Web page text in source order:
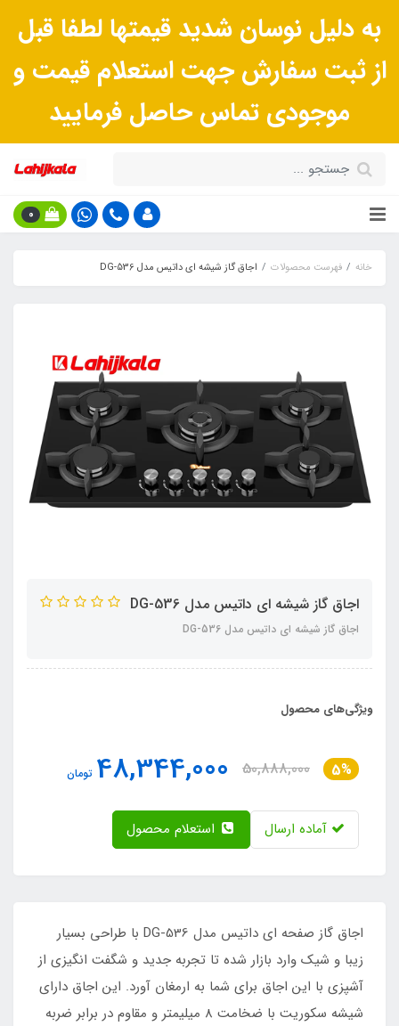
به دلیل نوسان شدید قیمتها لطفا قبل
از ثبت سفارش جهت استعلام قیمت و
موجودی تماس حاصل فرمایید
0
خانه فهرست محصولات اجاق گاز شیشه ای داتیس مدل DG-536
اجاق گاز شیشه ای داتیس مدل DG-536
اجاق گاز شیشه ای داتیس مدل DG-536
ویژگی‌های محصول
5%
50,888,000
48,344,000 تومان
آماده ارسال
اجاق گاز صفحه ای داتیس مدل DG-536 با طراحی بسیار
زیبا و شیک وارد بازار شده تا تجربه جدید و شگفت انگیزی از
آشپزی با این اجاق برای شما به ارمغان آورد. این اجاق دارای
شیشه سکوریت با ضخامت 8 میلیمتر و مقاوم در برابر ضربه